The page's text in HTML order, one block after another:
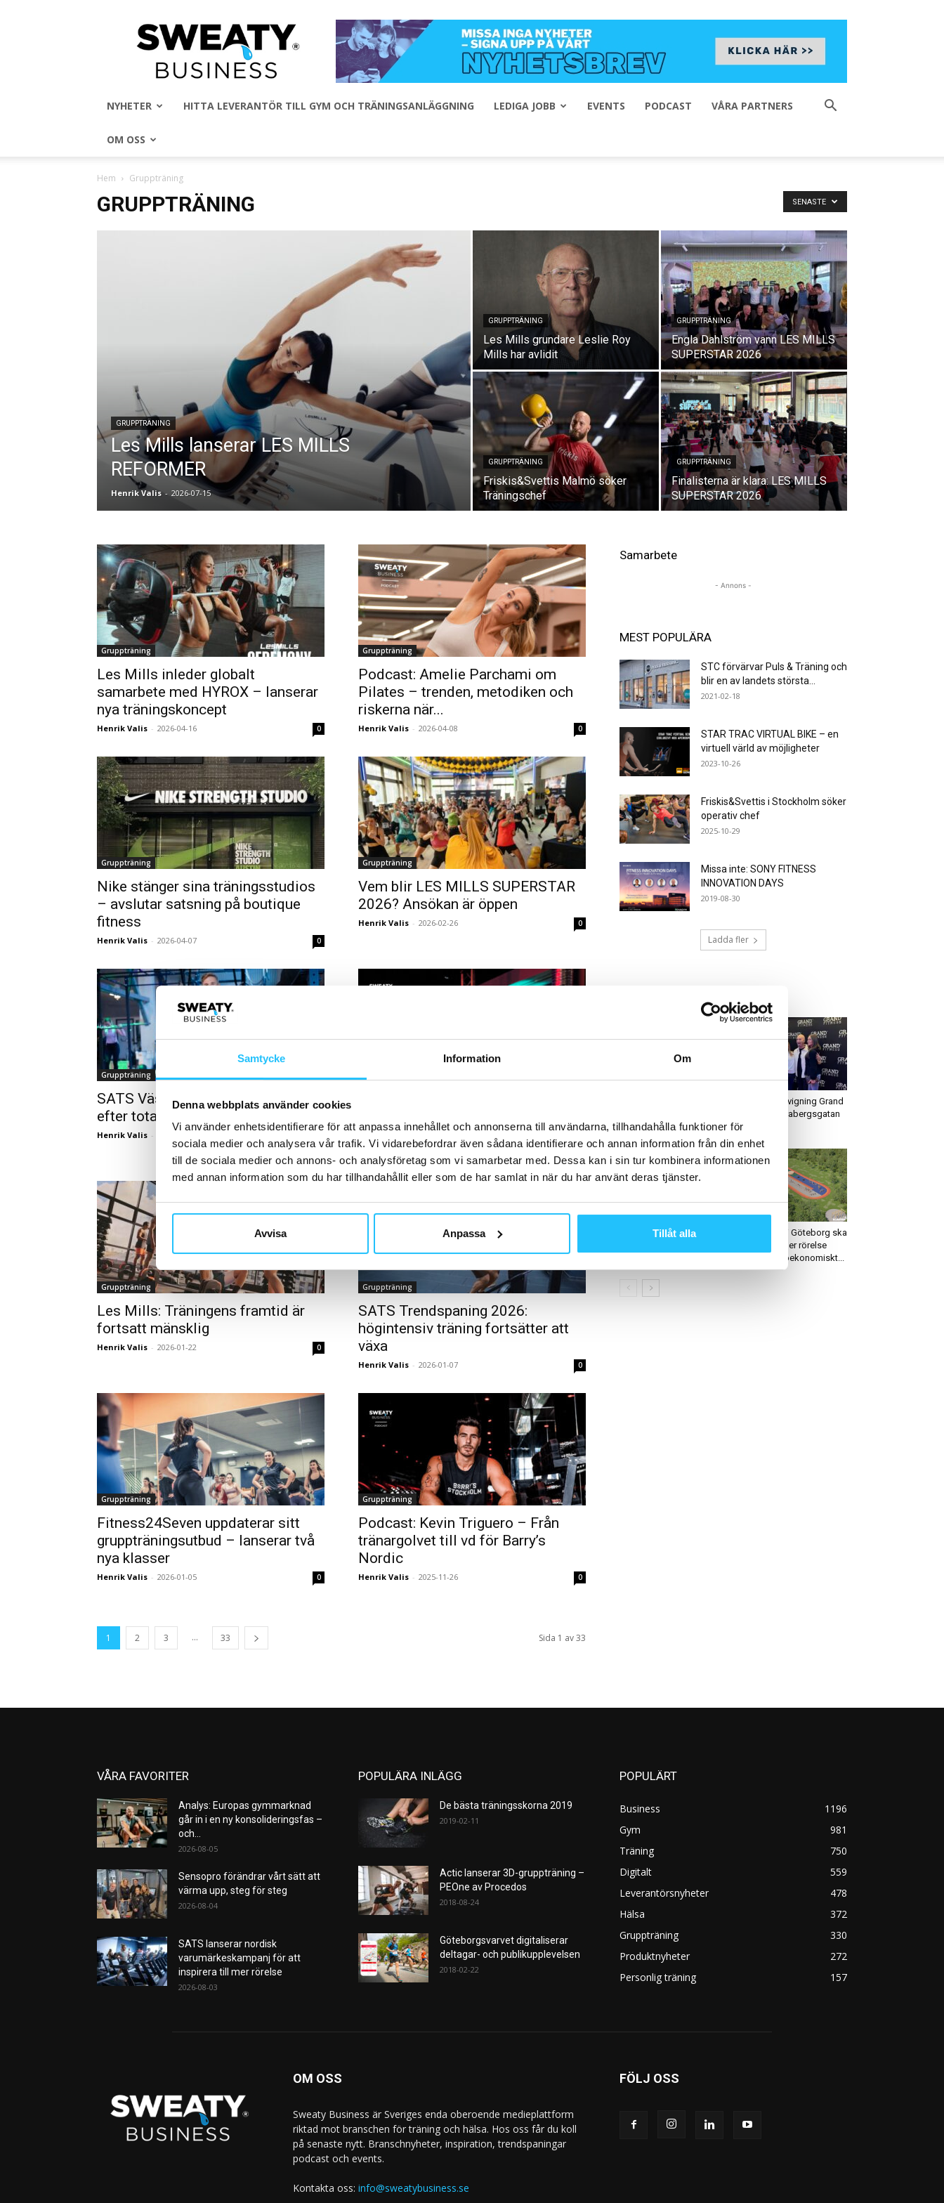
Samtycke Information Om
Denna webbplats använder cookies
Vi använder enhetsidentifierare för att anpassa innehållet och annonserna till användarna, tillhandahålla funktioner för
sociala medier och analysera vår trafik. Vi vidarebefordrar även sådana identifierare och annan information från din enhet
till de sociala medier och annons- och analysföretag som vi samarbetar med. Dessa kan i sin tur kombinera informationen
med annan information som du har tillhandahållit eller som de har samlat in när du har använt deras tjänster.
Avvisa Anpassa Tillåt alla
Sweaty
Business
NYHETER HITTA LEVERANTÖR TILL GYM OCH TRÄNINGSANLÄGGNING LEDIGA JOBB EVENTS PODCAST VÅRA PARTNERS
OM OSS
Hem Gruppträning
GRUPPTRÄNING SENASTE
GRUPPTRÄNING
Les Mills lanserar LES MILLS
REFORMER
Henrik Valis - 2026-07-15
GRUPPTRÄNING
Les Mills grundare Leslie Roy
Mills har avlidit
GRUPPTRÄNING
Engla Dahlström vann LES MILLS
SUPERSTAR 2026
GRUPPTRÄNING
Friskis&Svettis Malmö söker
Träningschef
GRUPPTRÄNING
Finalisterna är klara: LES MILLS
SUPERSTAR 2026
Gruppträning
Les Mills inleder globalt
samarbete med HYROX – lanserar
nya träningskoncept
Henrik Valis - 2026-04-16 0
Gruppträning
Podcast: Amelie Parchami om
Pilates – trenden, metodiken och
riskerna när...
Henrik Valis - 2026-04-08 0
Gruppträning
Nike stänger sina träningsstudios
– avslutar satsning på boutique
fitness
Henrik Valis - 2026-04-07 0
Gruppträning
Vem blir LES MILLS SUPERSTAR
2026? Ansökan är öppen
Henrik Valis - 2026-02-26 0
Gruppträning
SATS Västra Hamnen nyinviger
efter totalrenovering
Henrik Valis -
att driva fristående gym
Gruppträning
Les Mills: Träningens framtid är
fortsatt mänsklig
Henrik Valis - 2026-01-22 0
Gruppträning
SATS Trendspaning 2026:
högintensiv träning fortsätter att
växa
Henrik Valis - 2026-01-07 0
Gruppträning
Fitness24Seven uppdaterar sitt
gruppträningsutbud – lanserar två
nya klasser
Henrik Valis - 2026-01-05 0
Gruppträning
Podcast: Kevin Triguero – Från
tränargolvet till vd för Barry’s
Nordic
Henrik Valis - 2025-11-26 0
1 2 3 ... 33 Sida 1 av 33
Samarbete
- Annons -
MEST POPULÄRA
STC förvärvar Puls & Träning och
blir en av landets största...
2021-02-18
STAR TRAC VIRTUAL BIKE – en
virtuell värld av möjligheter
2023-10-26
Friskis&Svettis i Stockholm söker
operativ chef
2025-10-29
Missa inte: SONY FITNESS
INNOVATION DAYS
2019-08-30
Ladda fler
hjälpa klubbar att lyckas...
Bildextra: Invigning Grand
Fitness Klarabergsgatan
Stockholm
Träning
SATS genomför sitt
Hälsa
Nya parker i Göteborg ska
peppa till mer rörelse
bland socioekonomiskt...
VÅRA FAVORITER
Analys: Europas gymmarknad
går in i en ny konsolideringsfas –
och...
2026-08-05
Sensopro förändrar vårt sätt att
värma upp, steg för steg
2026-08-04
SATS lanserar nordisk
varumärkeskampanj för att
inspirera till mer rörelse
2026-08-03
POPULÄRA INLÄGG
De bästa träningsskorna 2019
2019-02-11
Actic lanserar 3D-gruppträning –
PEOne av Procedos
2018-08-24
Göteborgsvarvet digitaliserar
deltagar- och publikupplevelsen
2018-02-22
POPULÄRT
Business
1196
Gym
981
Träning
750
Digitalt
559
Leverantörsnyheter
478
Hälsa
372
Gruppträning
330
Produktnyheter
272
Personlig träning
157
OM OSS
Sweaty Business är Sveriges enda oberoende medieplattform
riktad mot branschen för träning och hälsa. Hos oss får du koll
på senaste nytt. Branschnyheter, inspiration, trendspaningar
podcast och events.
Kontakta oss: info@sweatybusiness.se
FÖLJ OSS